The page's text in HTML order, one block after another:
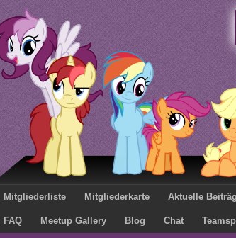
Mitgliederliste Mitgliederkarte Aktuelle
FAQ Meetup Gallery Blog Chat